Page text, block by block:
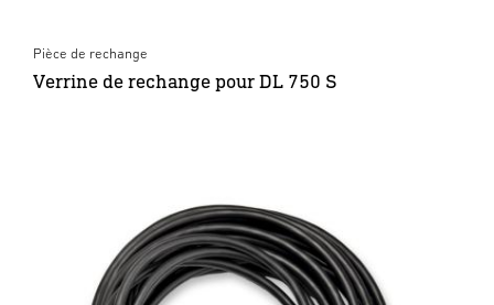
Pièce de rechange
Verrine de rechange pour DL 750 S